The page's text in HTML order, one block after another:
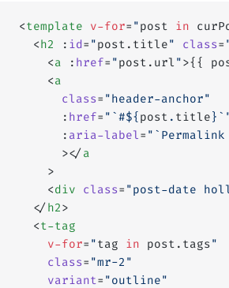
<template v-for= "post in
  <
h2 : id= "post.title" class=
    <
a : href= "post.url ">{{
    <
a
      class
= "header-anchor"
      :
href= "`#${ post . title
      :
aria-label=
      >​</
a
    >
    <
div class= "post-date
  </
h2>
  <
t-tag
    v-for
= "tag in post.tags"
    class
= "mr-2"
    variant
= "outline"